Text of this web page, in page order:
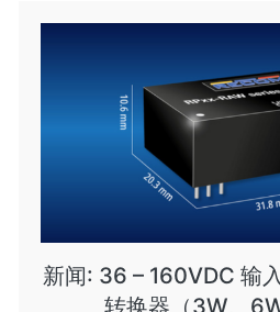
新闻: 36 – 160VDC 输
转换器（3W、